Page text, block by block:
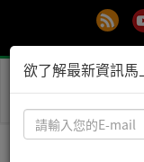
欲了解最新資訊馬
請
輸